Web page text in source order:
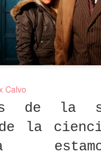
Calvo
de la
de la